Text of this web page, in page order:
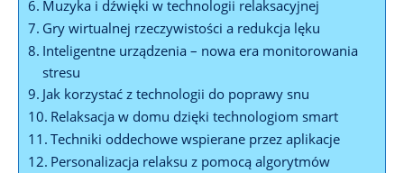
Muzyka i dźwięki w technologii relaksacyjnej
Gry wirtualnej rzeczywistości a redukcja lęku
Inteligentne urządzenia – nowa era monitorowania
stresu
Jak korzystać z technologii do poprawy snu
Relaksacja w domu dzięki technologiom smart
Techniki oddechowe wspierane przez aplikacje
Personalizacja relaksu z pomocą algorytmów